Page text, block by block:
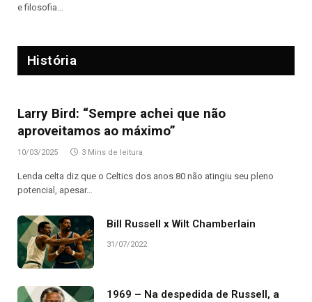
e filosofia…
História
Larry Bird: “Sempre achei que não
aproveitamos ao máximo”
10/03/2025 3 Mins de leitura
Lenda celta diz que o Celtics dos anos 80 não atingiu seu pleno
potencial, apesar…
Bill Russell x Wilt Chamberlain
31/07/2022
1969 – Na despedida de Russell, a